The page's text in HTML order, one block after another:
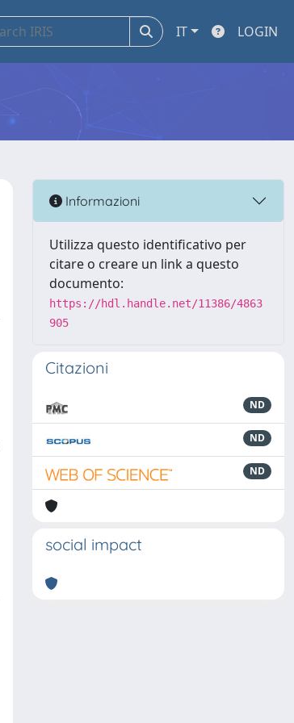
IT LOGIN
Informazioni
Utilizza questo identificativo per
citare o creare un link a questo
documento:
https://hdl.handle.net/11386/4863
905
Citazioni
ND
ND
ND
social impact